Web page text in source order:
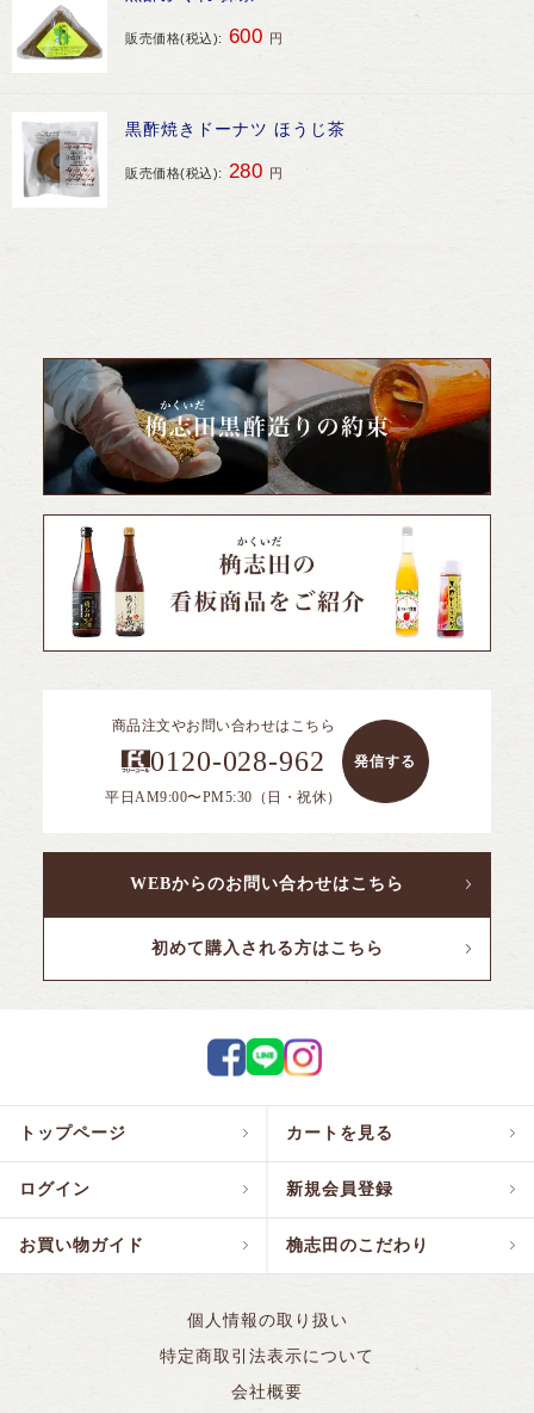
販売価格(税込): 600 円
黒酢焼きドーナツ ほうじ茶
販売価格(税込): 280 円
商品注文やお問い合わせはこちら
0120-028-962
平日AM9:00〜PM5:30（日・祝休）
発信する
WEBからのお問い合わせはこちら
初めて購入される方はこちら
トップページ カートを見る
ログイン 新規会員登録
お買い物ガイド 桷志田のこだわり
個人情報の取り扱い
特定商取引法表示について
会社概要